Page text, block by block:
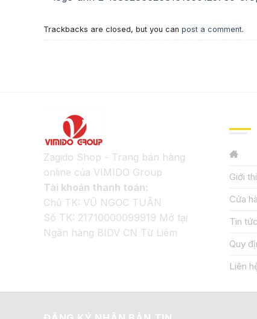
Trackbacks are closed, but you can post a comment.
Zagido Shop - Trang bán hàng
online của VIMIDO Group
Tài khoản thanh toán:
Chủ TK: VŨ NGỌC TUÂN
Số TK: 21710000099919 Mở tại
Ngân hàng BIDV CN Từ Liêm
Giới
Cửa
Tin tức
Quy
Liên